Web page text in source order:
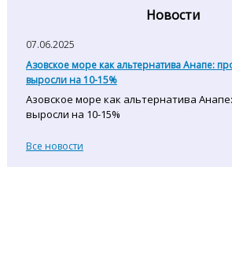
Новости
07.06.2025
Азовское море как альтернатива Анапе:
выросли на 10-15%
Азовское море как альтернатива
выросли на 10-15%
Все новости